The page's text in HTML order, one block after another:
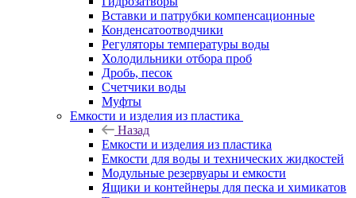
Вставки и патрубки компенсационные
Конденсатоотводчики
Регуляторы температуры воды
Холодильники отбора проб
Дробь, песок
Счетчики воды
Муфты
Емкости и изделия из пластика
Назад
Емкости и изделия из пластика
Емкости для воды и технических жидкостей
Модульные резервуары и емкости
Ящики и контейнеры для песка и химикатов